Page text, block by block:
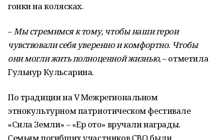
гонки на колясках.
–Мы стремимся к тому, чтобы наши герои
чувствовали себя уверенно и комфортно. Чтобы
они могли жить полноценной жизнью, – отметила
Гульнур Кульсарина.
По традиции на V Межрегиональном
этнокультурном патриотическом фестивале
«Сила Земли» – «Ер ҡото» вручали награды.